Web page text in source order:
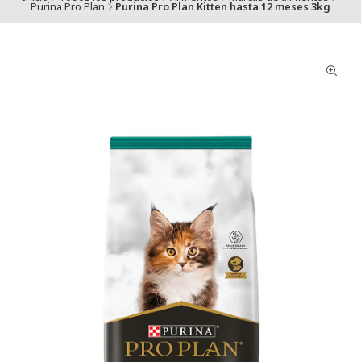
Purina Pro Plan Purina Pro Plan Kitten hasta 12 meses 3kg